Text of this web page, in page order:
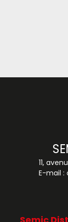
11,
E-mail :